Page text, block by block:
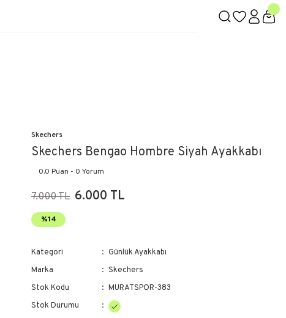
Skechers
Skechers Bengao Hombre Siyah Ayakkabı
0.0 Puan - 0 Yorum
7.000 TL 6.000 TL
%14
Kategori
Günlük Ayakkabı
Marka
Skechers
Stok Kodu
MURATSPOR-383
Stok Durumu